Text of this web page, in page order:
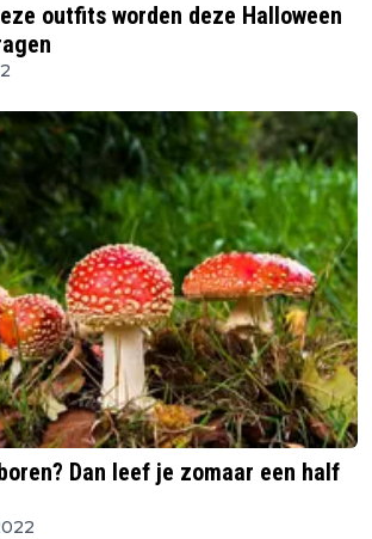
outfits worden deze Halloween
Dan leef je zomaar een half